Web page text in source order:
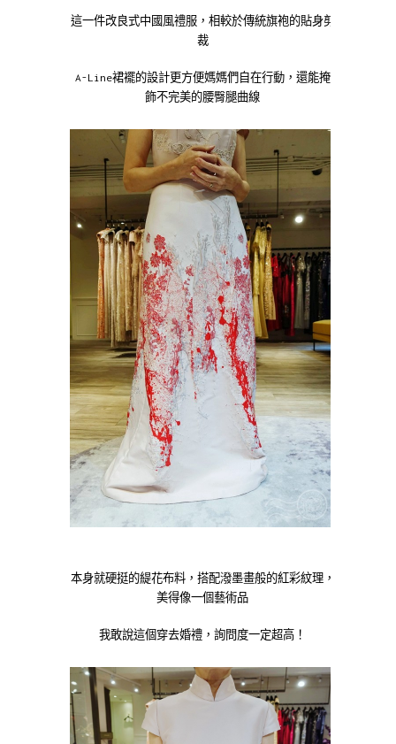
這一件改良式中國風禮服，相較於傳統旗袍的貼身剪
裁
A-Line裙襬的設計更方便媽媽們自在行動，還能掩
飾不完美的腰臀腿曲線
本身就硬挺的緹花布料，搭配潑墨畫般的紅彩紋理，
美得像一個藝術品
我敢說這個穿去婚禮，詢問度一定超高！